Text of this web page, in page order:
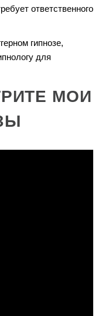
ответственного
гипнозе,
для
МОИ